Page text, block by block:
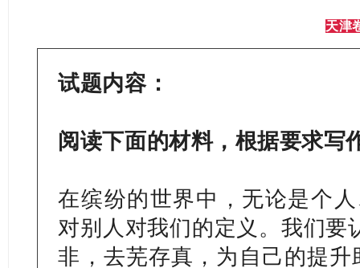
天津
试题内容：
阅读下面的材料，根据要求写
在缤纷的世界中，无论是个
对别人对我们的定义。我们要
非，去芜存真，为自己的提